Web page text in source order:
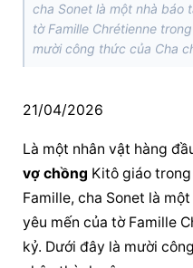
cha Sonet là một nhà báo
tờ Famille Chrétienne
mười công thức của Cha
21/04/2026
Là một nhân vật hàng
vợ chồng Kitô giáo
Famille, cha Sonet là
yêu mến của tờ Famille
kỷ. Dưới đây là mười